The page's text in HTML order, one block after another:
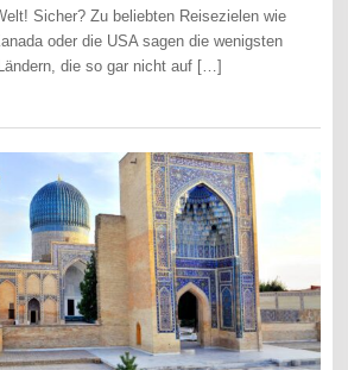
Sicher? Zu beliebten Reisezielen wie
oder die USA sagen die wenigsten
die so gar nicht auf […]